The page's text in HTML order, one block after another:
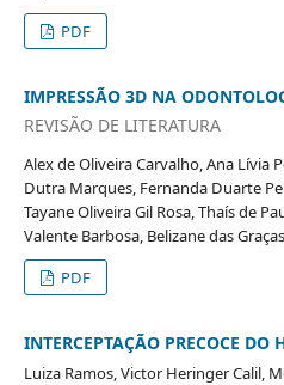
PDF
IMPRESSÃO 3D NA
REVISÃO DE LITERATURA
Alex de Oliveira Carvalho, Ana Lívia
Dutra Marques, Fernanda Duarte
Tayane Oliveira Gil Rosa, Thaís de
Valente Barbosa, Belizane das
PDF
INTERCEPTAÇÃO PRECOCE
Luiza Ramos, Victor Heringer Calil,